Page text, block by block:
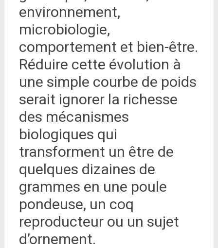
environnement,
microbiologie,
comportement et bien-être.
Réduire cette évolution à
une simple courbe de poids
serait ignorer la richesse
des mécanismes
biologiques qui
transforment un être de
quelques dizaines de
grammes en une poule
pondeuse, un coq
reproducteur ou un sujet
d’ornement.